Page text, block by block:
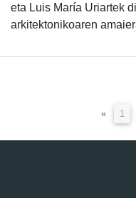
eta Luis María Uriartek
arkitektonikoaren
« 1